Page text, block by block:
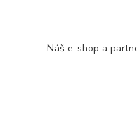
Náš e-shop a